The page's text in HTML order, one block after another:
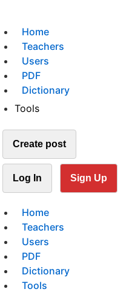
Home
Teachers
Users
PDF
Dictionary
Tools
Create post
Log In Sign Up
Home
Teachers
Users
PDF
Dictionary
Tools